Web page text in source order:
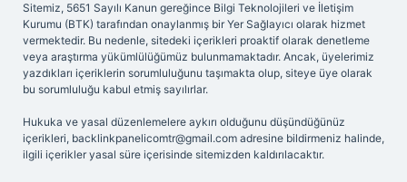
Sitemiz, 5651 Sayılı Kanun gereğince Bilgi Teknolojileri ve İletişim
Kurumu (BTK) tarafından onaylanmış bir Yer Sağlayıcı olarak hizmet
vermektedir. Bu nedenle, sitedeki içerikleri proaktif olarak denetleme
veya araştırma yükümlülüğümüz bulunmamaktadır. Ancak, üyelerimiz
yazdıkları içeriklerin sorumluluğunu taşımakta olup, siteye üye olarak
bu sorumluluğu kabul etmiş sayılırlar.
Hukuka ve yasal düzenlemelere aykırı olduğunu düşündüğünüz
içerikleri, backlinkpanelicomtr@gmail.com adresine bildirmeniz halinde,
ilgili içerikler yasal süre içerisinde sitemizden kaldırılacaktır.